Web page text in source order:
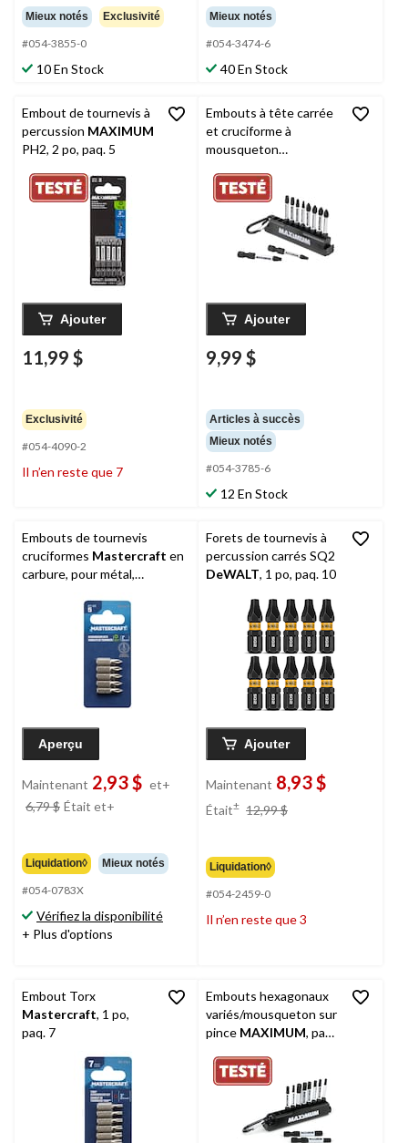
Mieux notés Exclusivité
#054-3855-0
10 En Stock
Mieux notés
#054-3474-6
40 En Stock
Embout de tournevis à
percussion MAXIMUM
PH2, 2 po, paq. 5
Ajouter
11,99 $
Exclusivité
#054-4090-2
Il n’en reste que 7
Embouts à tête carrée
et cruciforme à
mousqueton
Ajouter
9,99 $
Articles à succès
Mieux notés
#054-3785-6
12 En Stock
Embouts de tournevis
cruciformes Mastercraft en
carbure, pour métal,
Aperçu
Maintenant 2,93 $ et+
6,79 $ Était et+
partir
de
Liquidation◊ Mieux notés
#054-0783X
Vérifiez la disponibilité
+ Plus d'options
Forets de tournevis à
percussion carrés SQ2
DeWALT, 1 po, paq. 10
Ajouter
Maintenant 8,93 $
Était± 12,99 $
Liquidation◊
#054-2459-0
Il n’en reste que 3
Embout Torx
Mastercraft, 1 po,
paq. 7
Embouts hexagonaux
variés/mousqueton sur
pince MAXIMUM, paq.